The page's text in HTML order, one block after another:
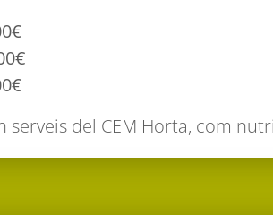
serveis del CEM Horta, com